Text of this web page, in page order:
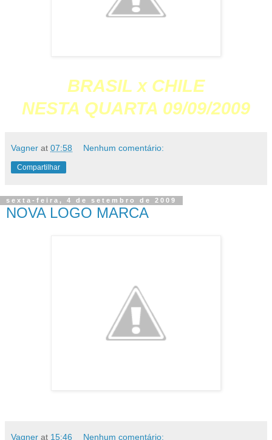
BRASIL x CHILE
NESTA QUARTA 09/09/2009
Vagner at 07:58 Nenhum comentário:
Compartilhar
sexta-feira, 4 de setembro de 2009
NOVA LOGO MARCA
Vagner at 15:46 Nenhum comentário: